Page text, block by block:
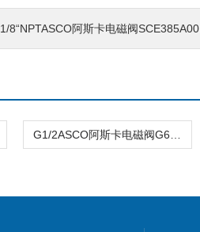
1/8“NPTASCO阿斯卡电磁阀SCE385A001E 12DC常闭型